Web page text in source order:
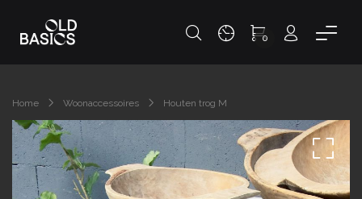
0
Home Woonaccessoires Houten trog M